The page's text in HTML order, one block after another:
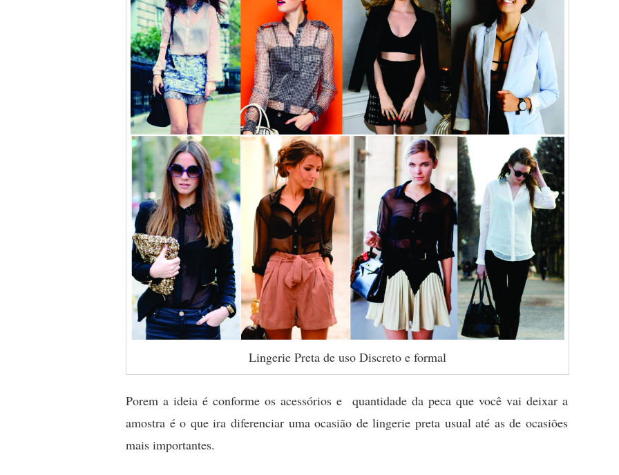
Lingerie Preta de uso Discreto e formal
Porem a ideia é conforme os acessórios e quantidade da peca que você vai deixar a
amostra é o que ira diferenciar uma ocasião de lingerie preta usual até as de ocasiões
mais importantes.